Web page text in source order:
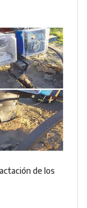
de los